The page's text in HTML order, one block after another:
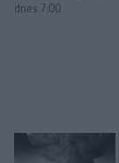
dnes 7:00